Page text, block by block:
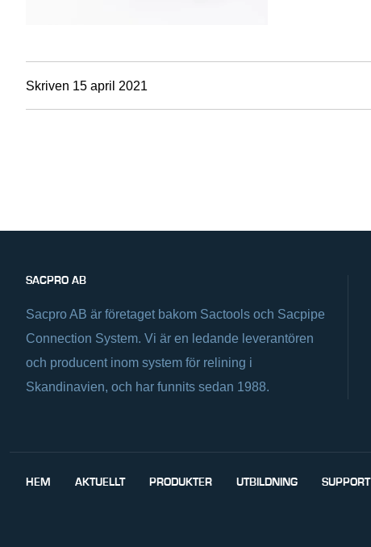
Skriven 15 april 2021
SACPRO AB
Sacpro AB är företaget bakom Sactools och Sacpipe
Connection System. Vi är en ledande leverantören
och producent inom system för relining i
Skandinavien, och har funnits sedan 1988.
HEM AKTUELLT PRODUKTER UTBILDNING SUPPORT